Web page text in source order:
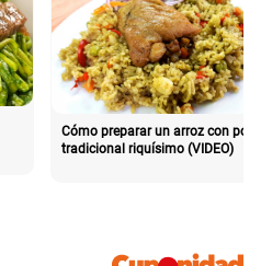
Cómo preparar un arroz con pollo
tradicional riquísimo (VIDEO)